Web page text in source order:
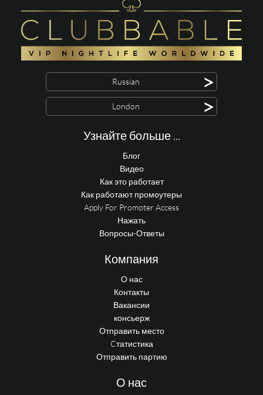
Russian >
London >
Узнайте больше ...
Блог
Видео
Как это работает
Как работают промоутеры
Apply For Promoter Access
Нажать
Вопросы-Ответы
Компания
О нас
Контакты
Вакансии
консьерж
Отправить место
Cтатистика
Отправить партию
О нас